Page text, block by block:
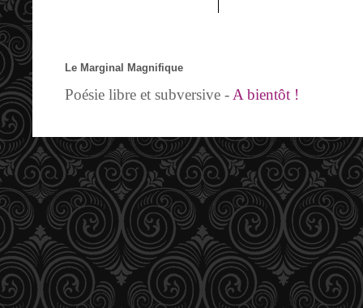
Le Marginal Magnifique
Poésie libre et subversive - A bientôt !